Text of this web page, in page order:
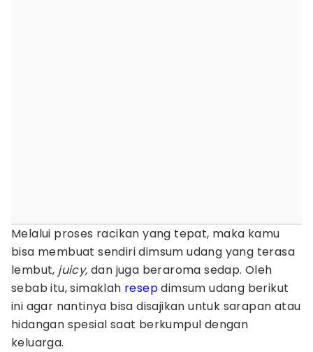
Melalui proses racikan yang tepat, maka kamu
bisa membuat sendiri dimsum udang yang terasa
lembut, juicy, dan juga beraroma sedap. Oleh
sebab itu, simaklah resepdimsum udang berikut
ini agar nantinya bisa disajikan untuk sarapan atau
hidangan spesial saat berkumpul dengan
keluarga.